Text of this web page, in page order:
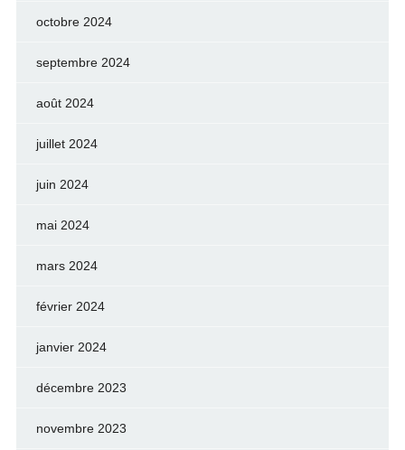
octobre 2024
septembre 2024
août 2024
juillet 2024
juin 2024
mai 2024
mars 2024
février 2024
janvier 2024
décembre 2023
novembre 2023